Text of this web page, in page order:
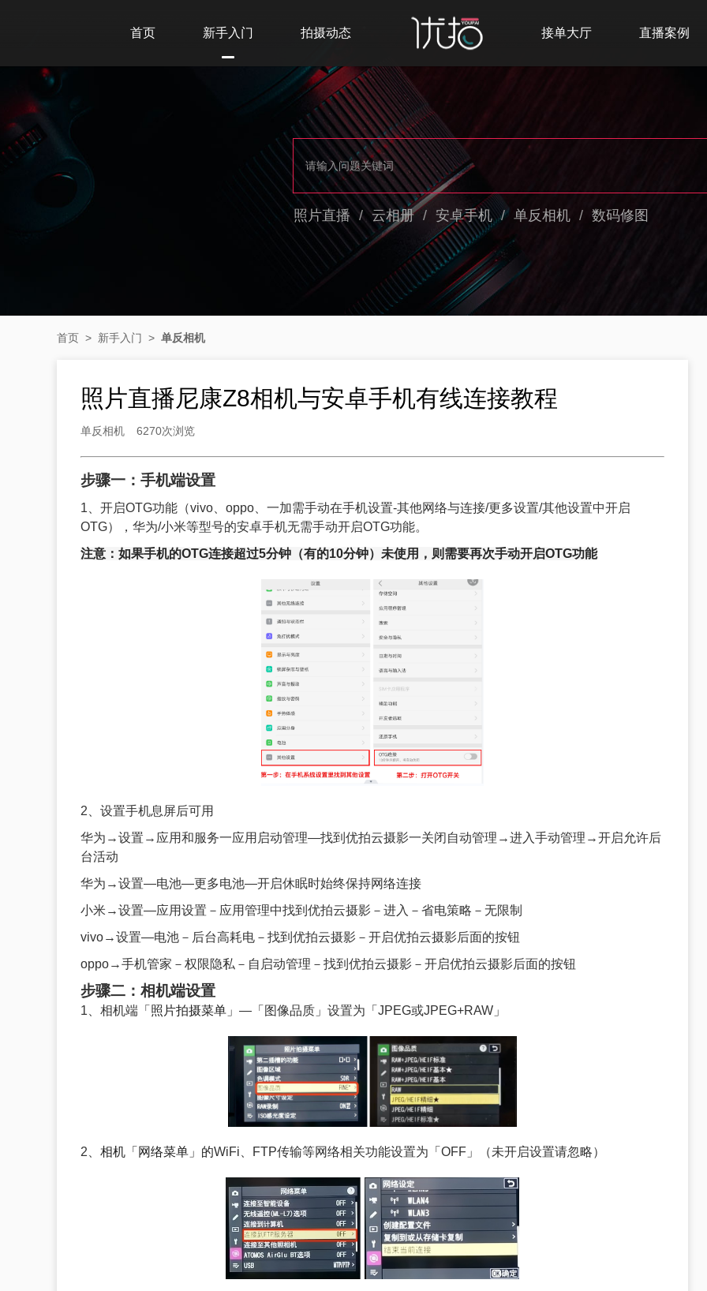
首页 新手入门 拍摄动态 接单大厅 直播案例
照片直播 / 云相册 / 安卓手机 / 单反相机 / 数码修图
首页 > 新手入门 > 单反相机
照片直播尼康Z8相机与安卓手机有线连接教程
单反相机 6270次浏览
步骤一：手机端设置
1、开启OTG功能（vivo、oppo、一加需手动在手机设置-其他网络与连接/更多设置/其他设置中开启
OTG），华为/小米等型号的安卓手机无需手动开启OTG功能。
注意：如果手机的OTG连接超过5分钟（有的10分钟）未使用，则需要再次手动开启OTG功能
2、设置手机息屏后可用
华为→设置→应用和服务一应用启动管理—找到优拍云摄影一关闭自动管理→进入手动管理→开启允许后
台活动
华为→设置—电池—更多电池—开启休眠时始终保持网络连接
小米→设置—应用设置－应用管理中找到优拍云摄影－进入－省电策略－无限制
vivo→设置—电池－后台高耗电－找到优拍云摄影－开启优拍云摄影后面的按钮
oppo→手机管家－权限隐私－自启动管理－找到优拍云摄影－开启优拍云摄影后面的按钮
步骤二：相机端设置
1、相机端 「照片拍摄菜单」 — 「 图像品质 」 设置为 「 JPEG或JPEG+RAW 」
2、 相机「网络菜单」的WiFi、FTP传输等网络相关功能设置为 「 OFF 」 （未开启设置请忽略）